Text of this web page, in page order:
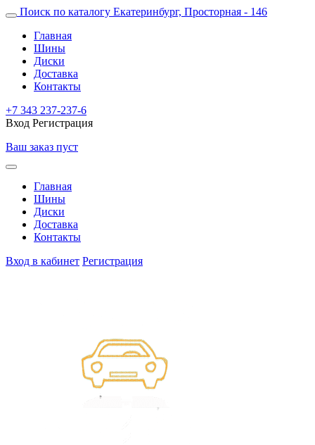
Поиск по каталогу Екатеринбург, Просторная - 146
Главная
Шины
Диски
Доставка
Контакты
+7 343 237-237-6
Вход Регистрация
Ваш заказ пуст
Главная
Шины
Диски
Доставка
Контакты
Вход в кабинет Регистрация